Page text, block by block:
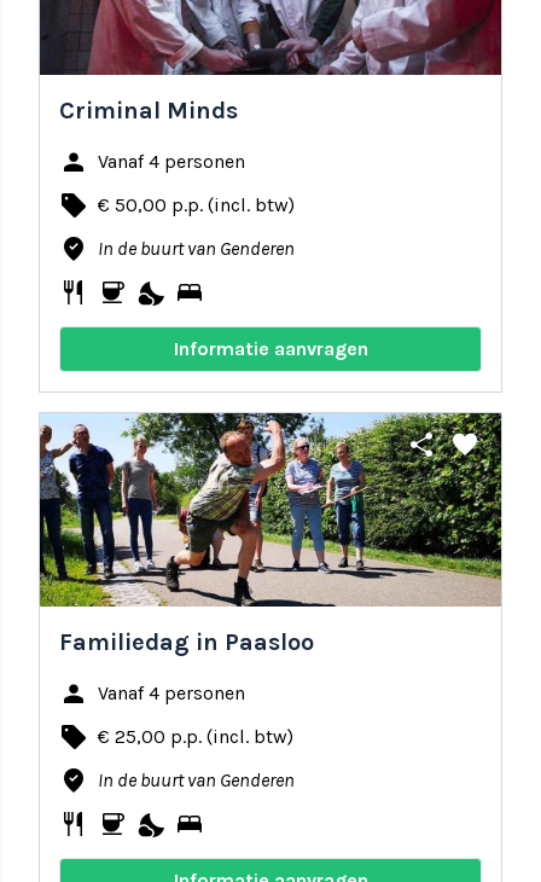
Criminal Minds
person Vanaf 4 personen
local_offer € 50,00 p.p. (incl. btw)
where_to_vote In de buurt van Genderen
restaurant coffee nights_stay bed
Informatie aanvragen
share favorite
Familiedag in Paasloo
person Vanaf 4 personen
local_offer € 25,00 p.p. (incl. btw)
where_to_vote In de buurt van Genderen
restaurant coffee nights_stay bed